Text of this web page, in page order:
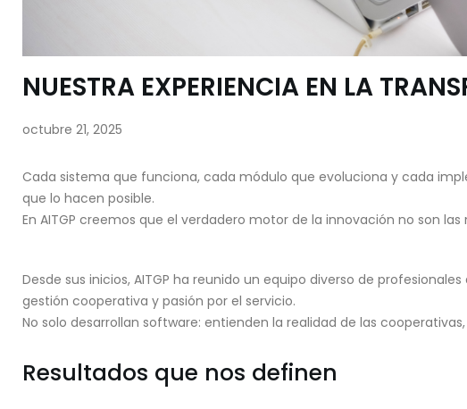
NUESTRA EXPERIENCIA EN LA
octubre 21, 2025
Cada sistema que funciona, cada módulo que evoluciona y cada
que lo hacen posible.
En AITGP creemos que el verdadero motor de la innovación no son
Desde sus inicios, AITGP ha reunido un equipo diverso de
gestión cooperativa y pasión por el servicio.
No solo desarrollan software: entienden la realidad de las
Resultados que nos definen